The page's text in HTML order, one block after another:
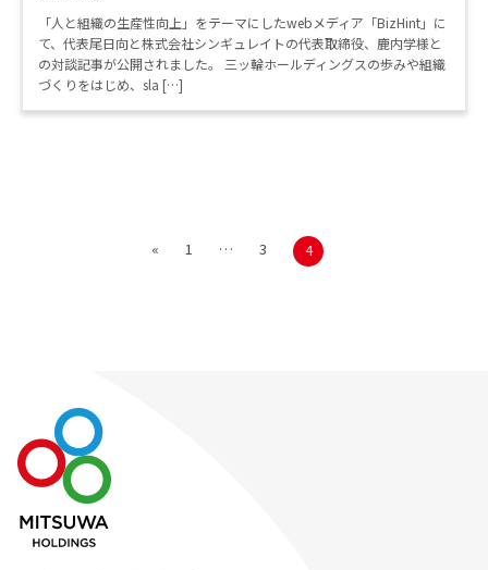
「人と組織の生産性向上」をテーマにしたwebメディア「BizHint」に
て、代表尾日向と株式会社シンギュレイトの代表取締役、鹿内学様と
の対談記事が公開されました。 三ッ輪ホールディングスの歩みや組織
づくりをはじめ、sla […]
ジ
送
り
«
ペ
1 …
ペ
3
ペ
ー
4